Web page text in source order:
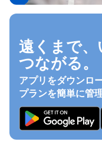
遠くまで、
つながる。
アプリをダウンロ
プランを簡単に管